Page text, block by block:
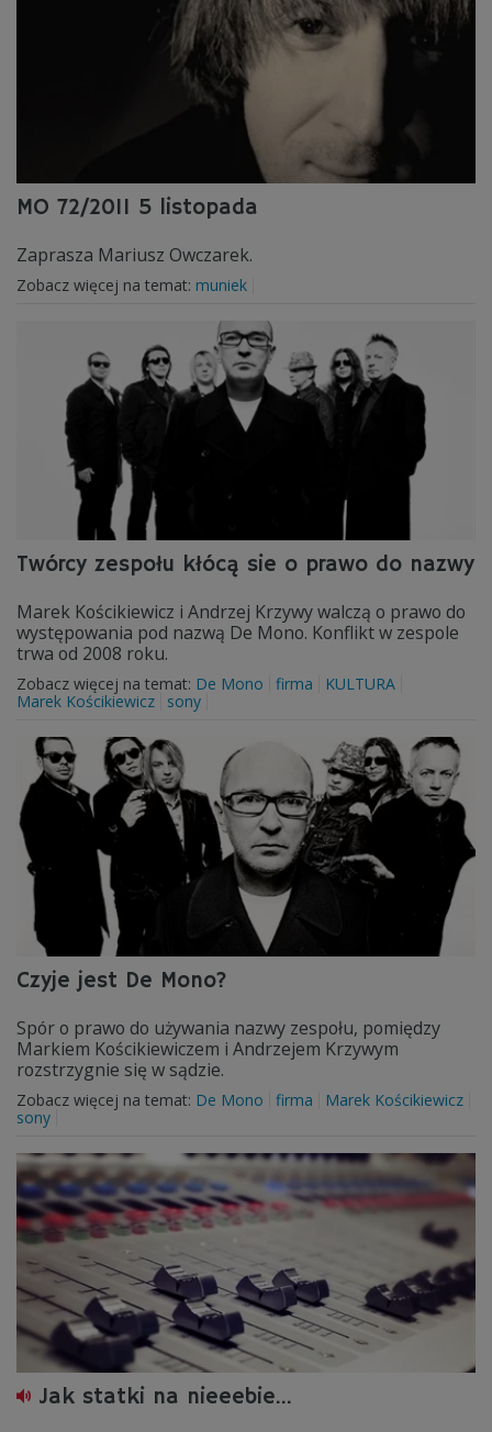
MO 72/2011 5 listopada
Zaprasza Mariusz Owczarek.
Zobacz więcej na temat: muniek
Twórcy zespołu kłócą sie o prawo do nazwy
Marek Kościkiewicz i Andrzej Krzywy walczą o prawo do
występowania pod nazwą De Mono. Konflikt w zespole
trwa od 2008 roku.
Zobacz więcej na temat: De Mono firma
KULTURA
Marek Kościkiewicz
sony
Czyje jest De Mono?
Spór o prawo do używania nazwy zespołu, pomiędzy
Markiem Kościkiewiczem i Andrzejem Krzywym
rozstrzygnie się w sądzie.
Zobacz więcej na temat: De Mono firma
Marek Kościkiewicz
sony
Jak statki na nieeebie...